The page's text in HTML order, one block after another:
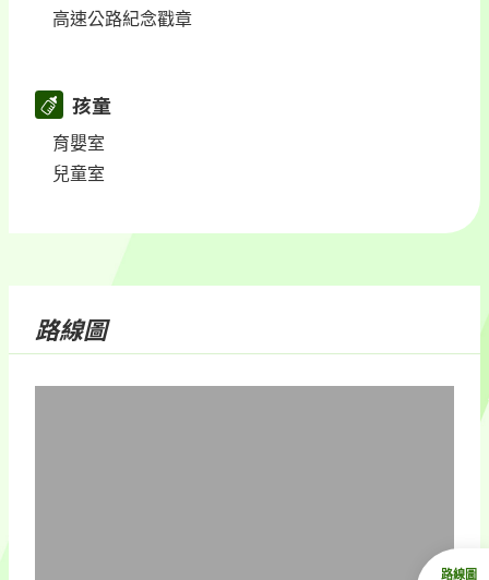
高速公路紀念戳章
孩童
育嬰室
兒童室
路線圖
路線圖